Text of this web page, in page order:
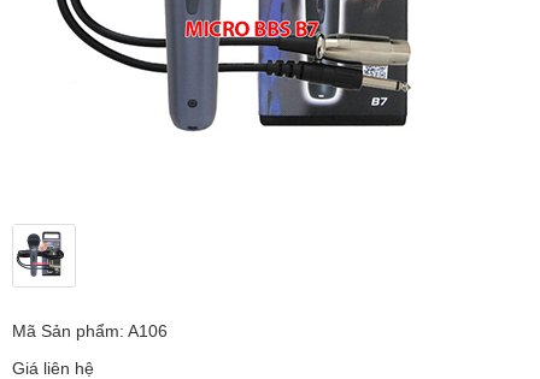
Mã Sản phẩm: A106
Giá liên hệ